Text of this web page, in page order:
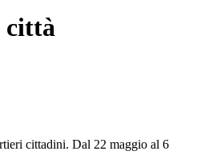
città
cittadini. Dal 22 maggio al 6